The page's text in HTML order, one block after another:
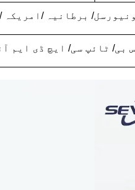
برطانیہ /
بی/ ٹائپ سی/ ایچ ڈی ایم